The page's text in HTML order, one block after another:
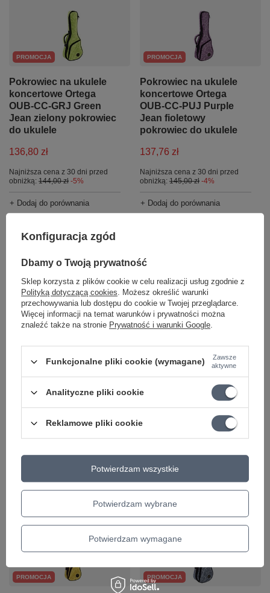
PROMOCJA
Pokrowiec na ukulele
koncertowe Ortega
OUB-CC-GRJ Green
Jean zielony pokrowiec
do ukulele
136,80 zł
Najniższa cena z 30 dni przed
obniżką: 144,00 zł -5%
+ Dodaj do porównania
PROMOCJA
Pokrowiec na ukulele
koncertowe Ortega
OUB-CC-PUJ Purple
Jean fioletowy
pokrowiec do ukulele
137,76 zł
Najniższa cena z 30 dni przed
obniżką: 145,00 zł -4%
+ Dodaj do porównania
PROMOCJA
OUB-CC-SUJ Sun Jean
żółty pokrowiec do
ukulele
obniżką:144,00 zł -5%
PROMOCJA
sopranowe Ortega OUB-
SO-GRJ Green Jean
zielony pokrowiec do
ukulele
Najniższa cena z 30 dni przed
obniżką:145,00 zł -4%
PROMOCJA PROMOCJA
Konfiguracja zgód
Dbamy o Twoją prywatność
Sklep korzysta z plików cookie w celu realizacji usług zgodnie z
Polityką dotyczącą cookies. Możesz określić warunki
przechowywania lub dostępu do cookie w Twojej przeglądarce.
Więcej informacji na temat warunków i prywatności można
znaleźć także na stronie Prywatność i warunki Google.
Funkcjonalne pliki cookie (wymagane)
Zawsze
aktywne
Analityczne pliki cookie
Reklamowe pliki cookie
Potwierdzam wybrane
Potwierdzam wymagane
Potwierdzam wszystkie